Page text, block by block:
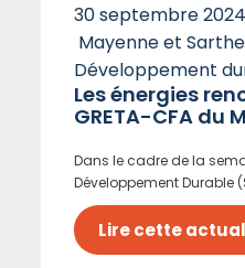
30 septembre 2024
Mayenne et
Développement
Les énergies
GRETA-CFA du
Dans le cadre de la
Développement Durable
Lire cette